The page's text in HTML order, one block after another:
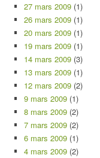
27 mars 2009 (1)
26 mars 2009 (1)
20 mars 2009 (1)
19 mars 2009 (1)
14 mars 2009 (3)
13 mars 2009 (1)
12 mars 2009 (2)
9 mars 2009 (1)
8 mars 2009 (2)
7 mars 2009 (2)
6 mars 2009 (1)
4 mars 2009 (2)